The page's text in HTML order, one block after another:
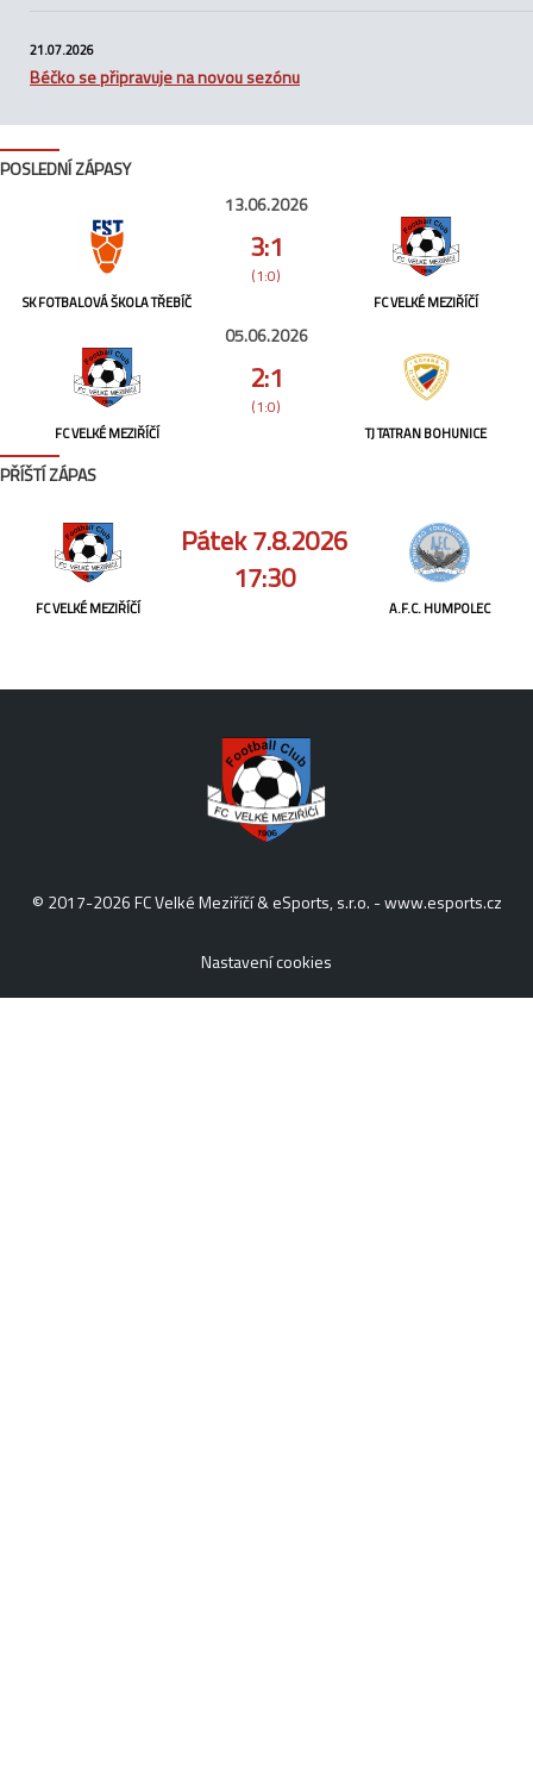
21.07.2026
Béčko se připravuje na novou sezónu
POSLEDNÍ ZÁPASY
SK FOTBALOVÁ ŠKOLA TŘEBÍČ
13.06.2026
3:1
(1:0)
FC VELKÉ MEZIŘÍČÍ
FC VELKÉ MEZIŘÍČÍ
05.06.2026
2:1
(1:0)
TJ TATRAN BOHUNICE
PŘÍŠTÍ ZÁPAS
FC VELKÉ MEZIŘÍČÍ
Pátek 7.8.2026
17:30
A.F.C. HUMPOLEC
© 2017-2026 FC Velké Meziříčí & eSports, s.r.o. -www.esports.cz
Nastavení cookies